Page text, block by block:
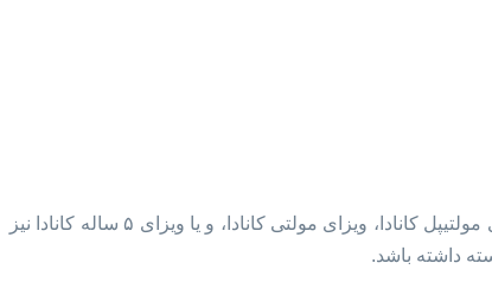
نخستین گام برای ورود به کانادا به هر انگیزه خواه توریستی و یا دیدار از بستگان، دریافت ویزای کانادا میباشد. ویزای کانادا با عناوینی مانند ویزای مولتیپل کانادا، ویزای مولتی کانادا، و یا ویزای ۵ ساله کانادا نیز